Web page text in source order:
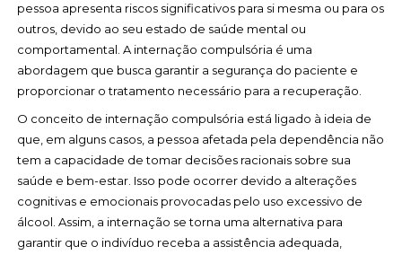
pessoa apresenta riscos significativos para si mesma ou para os
outros, devido ao seu estado de saúde mental ou
comportamental. A internação compulsória é uma
abordagem que busca garantir a segurança do paciente e
proporcionar o tratamento necessário para a recuperação.
O conceito de internação compulsória está ligado à ideia de
que, em alguns casos, a pessoa afetada pela dependência não
tem a capacidade de tomar decisões racionais sobre sua
saúde e bem-estar. Isso pode ocorrer devido a alterações
cognitivas e emocionais provocadas pelo uso excessivo de
álcool. Assim, a internação se torna uma alternativa para
garantir que o indivíduo receba a assistência adequada,